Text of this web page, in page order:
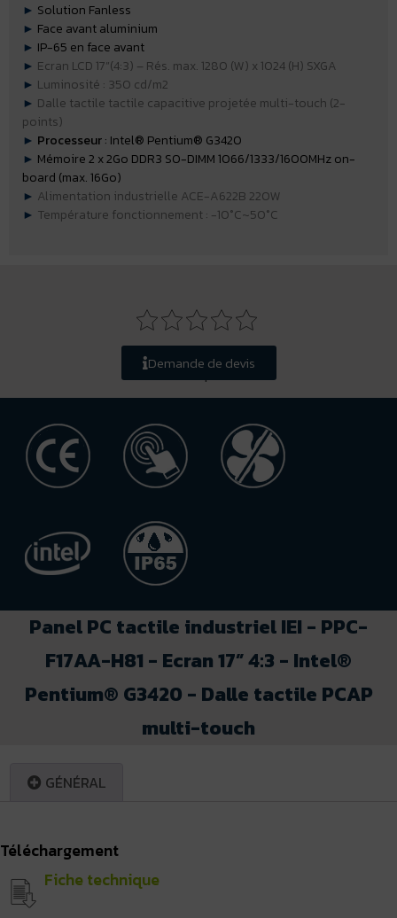
► Solution Fanless
► Face avant aluminium
► IP-65 en face avant
► Ecran LCD 17”(4:3) – Rés. max. 1280 (W) x 1024 (H) SXGA
► Luminosité : 350 cd/m2
► Dalle tactile tactile capacitive projetée multi-touch (2-
points)
► Processeur: Intel® Pentium® G3420
► Mémoire 2 x 2Go DDR3 SO-DIMM 1066/1333/1600MHz on-
board (max. 16Go)
► Alimentation industrielle ACE-A622B 220W
► Température fonctionnement : -10°C~50°C
Notez ce produit
Demande de devis
Panel PC tactile industriel IEI - PPC-
F17AA-H81 - Ecran 17” 4:3 - Intel®
Pentium® G3420 - Dalle tactile PCAP
multi-touch
GÉNÉRAL
Téléchargement
Fiche technique